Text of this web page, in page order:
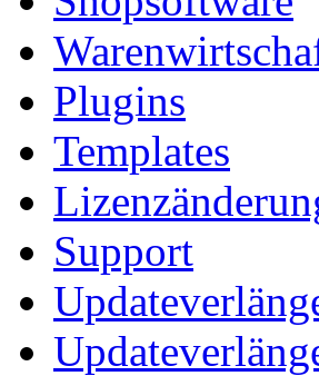
Plugins
Templates
Support